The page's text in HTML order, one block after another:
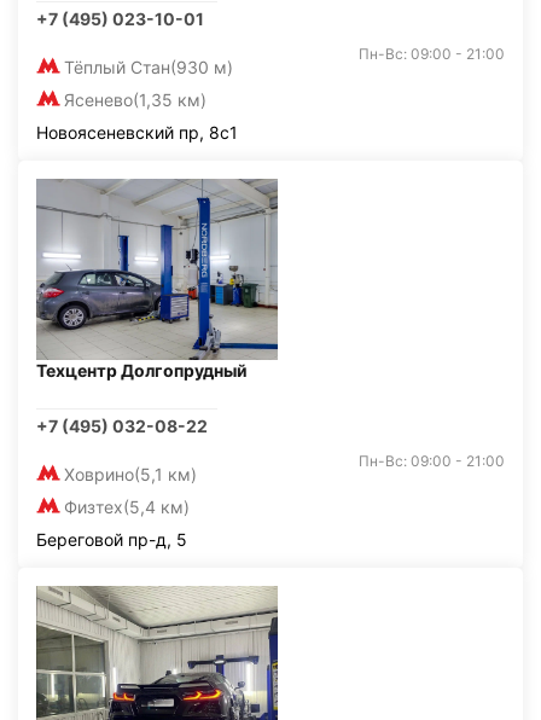
+7 (495) 023-10-01
Тёплый Стан(930 м)
Ясенево(1,35 км)
Пн-Вс: 09:00 - 21:00
Новоясеневский пр, 8с1
Техцентр Долгопрудный
+7 (495) 032-08-22
Ховрино(5,1 км)
Физтех(5,4 км)
Пн-Вс: 09:00 - 21:00
Береговой пр-д, 5